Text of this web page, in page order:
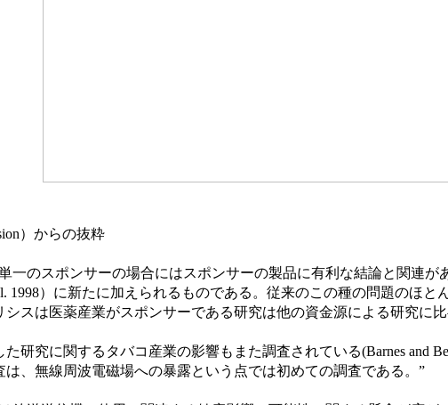
）からの抜粋
のスポンサーの場合にはスポンサーの製品に有利な結論と関連が
al. 1998）に新たに加えられるものである。従来のこの種の問題のほ
スは医薬産業がスポンサーである研究は他の資金源による研究に
研究に関するタバコ産業の影響もまた調査されている(Barnes and
、無線周波電磁場への暴露という点では初めての調査である。”